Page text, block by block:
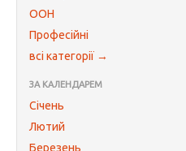
ООН
Професійні
всі категорії →
ЗА КАЛЕНДАРЕМ
Січень
Лютий
Березень